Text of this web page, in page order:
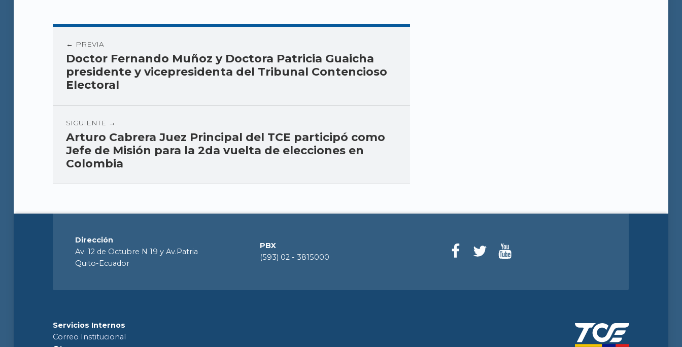
PREVIA
Doctor Fernando Muñoz y Doctora Patricia Guaicha
presidente y vicepresidenta del Tribunal Contencioso
Electoral
SIGUIENTE
Arturo Cabrera Juez Principal del TCE participó como
Jefe de Misión para la 2da vuelta de elecciones en
Colombia
Dirección
Av. 12 de Octubre N 19 y Av.Patria
Quito-Ecuador
PBX
(593) 02 - 3815000
Servicios Internos
Correo Institucional